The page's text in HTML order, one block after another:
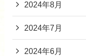
2024年8月
2024年7月
2024年6月